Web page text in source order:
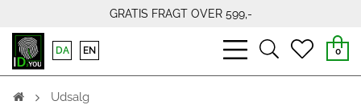
GRATIS FRAGT OVER 599,-
bars
light
searchheart
0
DA EN
Udsalg